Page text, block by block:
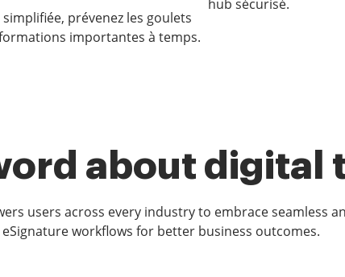
prévenez les goulets
importantes à temps.
hub sécurisé.
about
users across every industry to embrace seamless
eSignature workflows for better business outcomes.